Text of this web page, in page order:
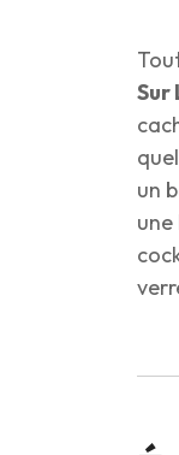
Sur
un
une